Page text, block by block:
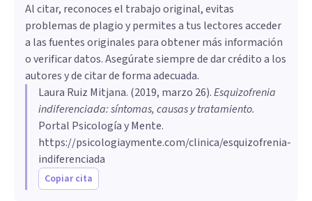
Al citar, reconoces el trabajo original, evitas
problemas de plagio y permites a tus lectores acceder
a las fuentes originales para obtener más información
o verificar datos. Asegúrate siempre de dar crédito a los
autores y de citar de forma adecuada.
Laura Ruiz Mitjana. (2019, marzo 26).Esquizofrenia
indiferenciada: síntomas, causas y tratamiento.
Portal Psicología y Mente.
https://psicologiaymente.com/clinica/esquizofrenia-
indiferenciada
Copiar cita